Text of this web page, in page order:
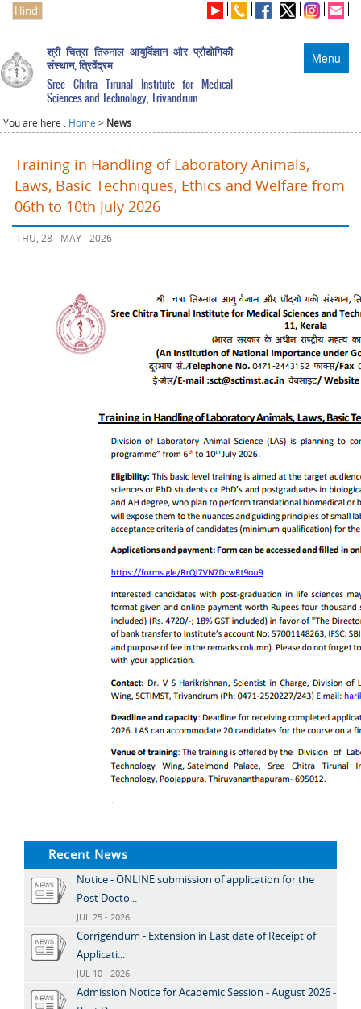
Hindi
Menu
श्री चित्रा तिरुनाल आयुर्विज्ञान और प्रौद्योगिकी
संस्थान, त्रिवेंद्रम
Sree Chitra Tirunal Institute for Medical
Sciences and Technology, Trivandrum
You are here : Home > News
Training in Handling of Laboratory Animals,
Laws, Basic Techniques, Ethics and Welfare from
06th to 10th July 2026
THU, 28 - MAY - 2026
Recent News
Notice - ONLINE submission of application for the
Post Docto...
JUL 25 - 2026
Corrigendum - Extension in Last date of Receipt of
Applicati...
JUL 10 - 2026
Admission Notice for Academic Session - August 2026 -